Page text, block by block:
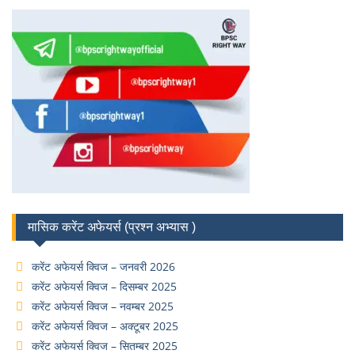
मासिक करेंट अफेयर्स (प्रश्न अभ्यास )
करेंट अफेयर्स क्विज – जनवरी 2026
करेंट अफेयर्स क्विज – दिसम्बर 2025
करेंट अफेयर्स क्विज – नवम्बर 2025
करेंट अफेयर्स क्विज – अक्टूबर 2025
करेंट अफेयर्स क्विज – सितम्बर 2025